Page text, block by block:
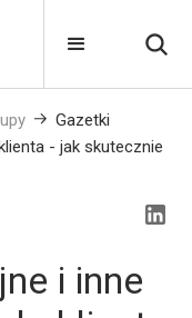
Gazetki
- jak skutecznie
i inne